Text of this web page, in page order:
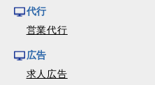
代行
営業代行
広告
求人広告